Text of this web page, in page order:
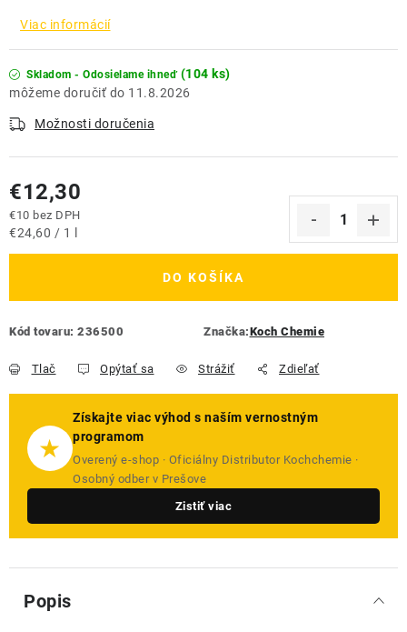
Viac informácií
Skladom - Odosielame ihneď (104 ks)
11.8.2026
Možnosti doručenia
€12,30
€10 bez DPH
Jednotková cena:
€24,60 / 1 l
DO KOŠÍKA
Kód tovaru: 236500 Značka:Koch Chemie
Tlač Opýtať sa Strážiť Zdieľať
★
Získajte viac výhod s naším vernostným
programom
Overený e-shop · Oficiálny Distributor Kochchemie ·
Osobný odber v Prešove
Zistiť viac
Popis